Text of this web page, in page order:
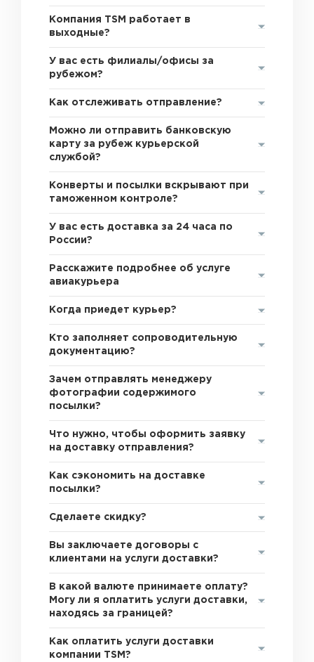
Компания TSM работает в
выходные?
У вас есть филиалы/офисы за
рубежом?
Как отслеживать отправление?
Можно ли отправить банковскую
карту за рубеж курьерской
службой?
Конверты и посылки вскрывают при
таможенном контроле?
У вас есть доставка за 24 часа по
России?
Расскажите подробнее об услуге
авиакурьера
Когда приедет курьер?
Кто заполняет сопроводительную
документацию?
Зачем отправлять менеджеру
фотографии содержимого
посылки?
Что нужно, чтобы оформить заявку
на доставку отправления?
Как сэкономить на доставке
посылки?
Сделаете скидку?
Вы заключаете договоры с
клиентами на услуги доставки?
В какой валюте принимаете оплату?
Могу ли я оплатить услуги доставки,
находясь за границей?
Как оплатить услуги доставки
компании TSM?